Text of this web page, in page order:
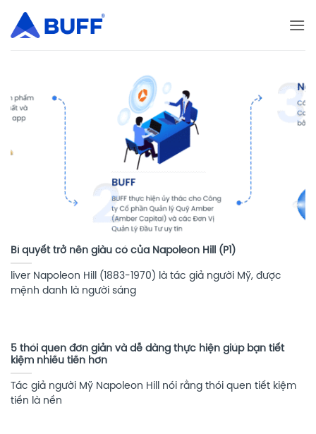
qua
Bí quyết trở nên giàu có của Napoleon Hill (P1)
liver Napoleon Hill (1883-1970) là tác giả người Mỹ, được
mệnh danh là người sáng
5 thói quen đơn giản và dễ dàng thực hiện giúp bạn tiết
kiệm nhiều tiền hơn
Tác giả người Mỹ Napoleon Hill nói rằng thói quen tiết kiệm
tiền là nền